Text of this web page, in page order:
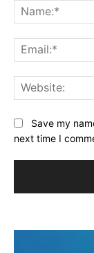
Save my
next time I